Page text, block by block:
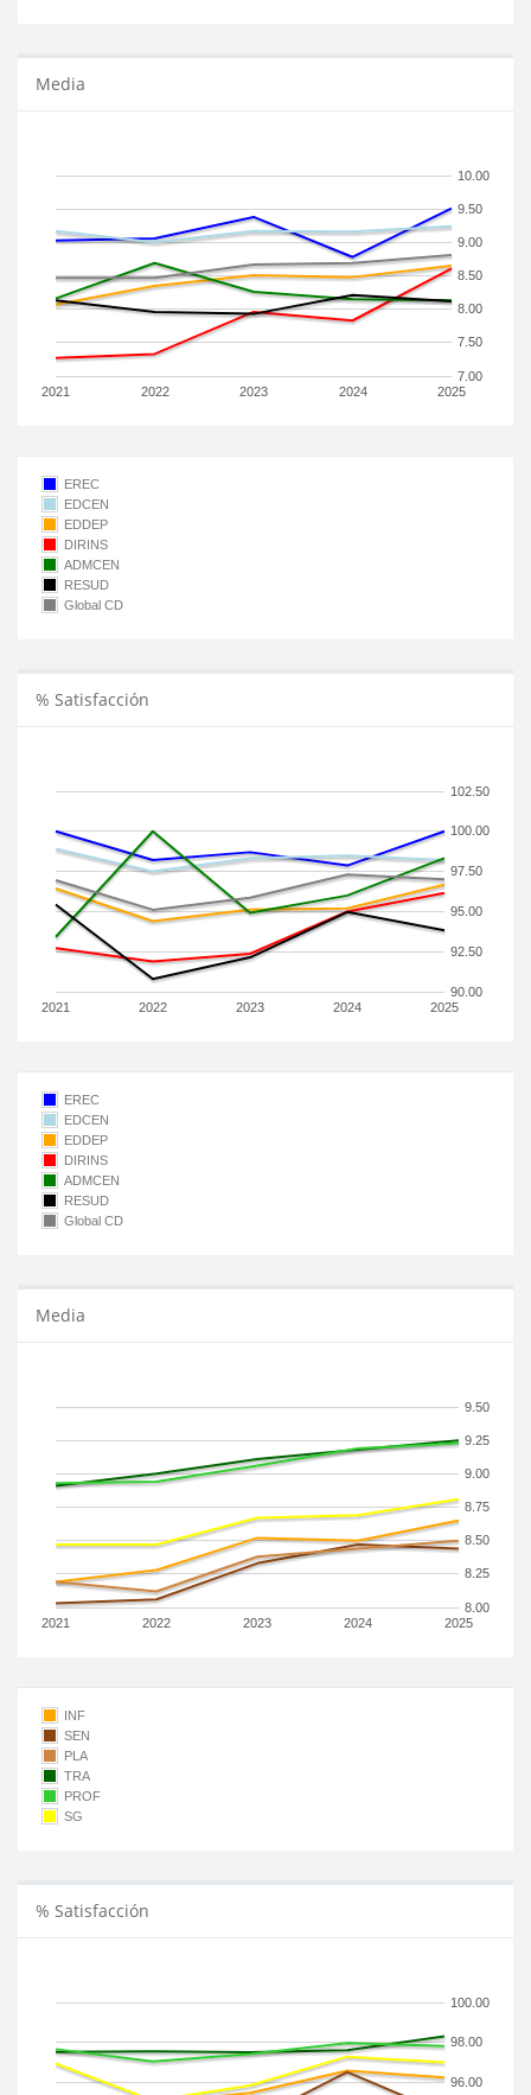
Media
2021 2022 2023 2024 2025
7.00
7.50
8.00
8.50
9.00
9.50
10.00
EREC
EDCEN
EDDEP
DIRINS
ADMCEN
RESUD
Global CD
% Satisfacción
2021 2022 2023 2024 2025
90.00
92.50
95.00
97.50
100.00
102.50
EREC
EDCEN
EDDEP
DIRINS
ADMCEN
RESUD
Global CD
Media
2021 2022 2023 2024 2025
8.00
8.25
8.50
8.75
9.00
9.25
9.50
INF
SEN
PLA
TRA
PROF
SG
% Satisfacción
96.00
98.00
100.00